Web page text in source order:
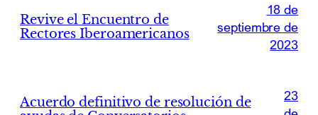
Revive el Encuentro de
Rectores Iberoamericanos
18 de
septiembre de
2023
Acuerdo definitivo de resolución de
23